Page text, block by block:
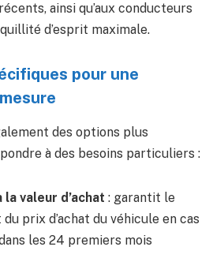
ainsi qu’aux conducteurs
d’esprit maximale.
pour une
des options plus
à des besoins particuliers :
valeur d’achat : garantit le
prix d’achat du véhicule en cas
les 24 premiers mois